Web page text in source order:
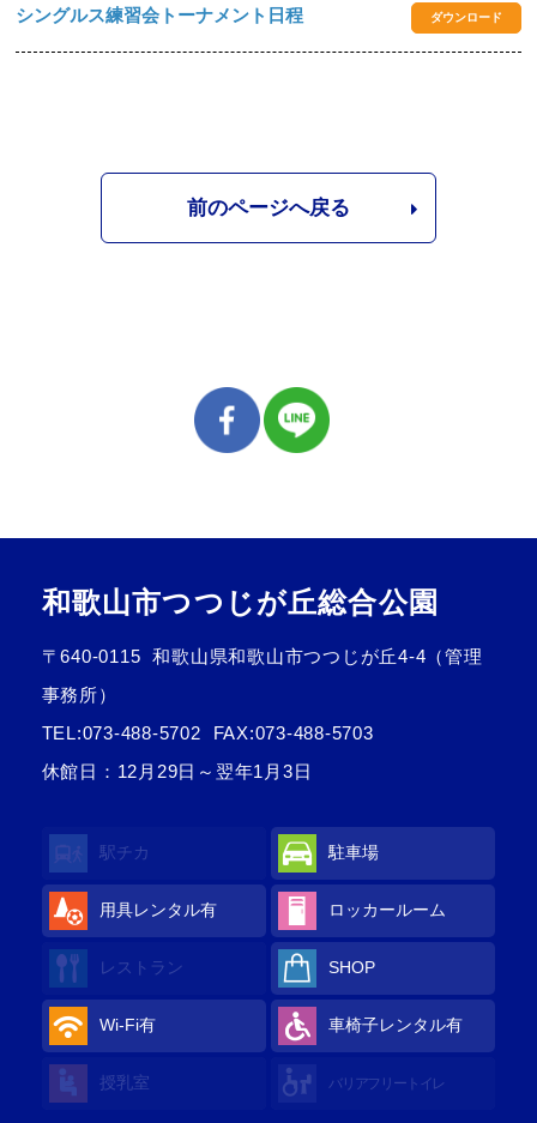
シングルス練習会トーナメント日程 ダウンロード
前のページへ戻る
和歌山市つつじが丘総合公園
〒640-0115
和歌山県和歌山市つつじが丘4-4（管理
事務所）
TEL:073-488-5702
FAX:073-488-5703
休館日：12月29日～翌年1月3日
駅チカ 駐車場
用具レンタル有 ロッカールーム
レストラン SHOP
Wi-Fi有 車椅子レンタル有
授乳室 バリアフリートイレ